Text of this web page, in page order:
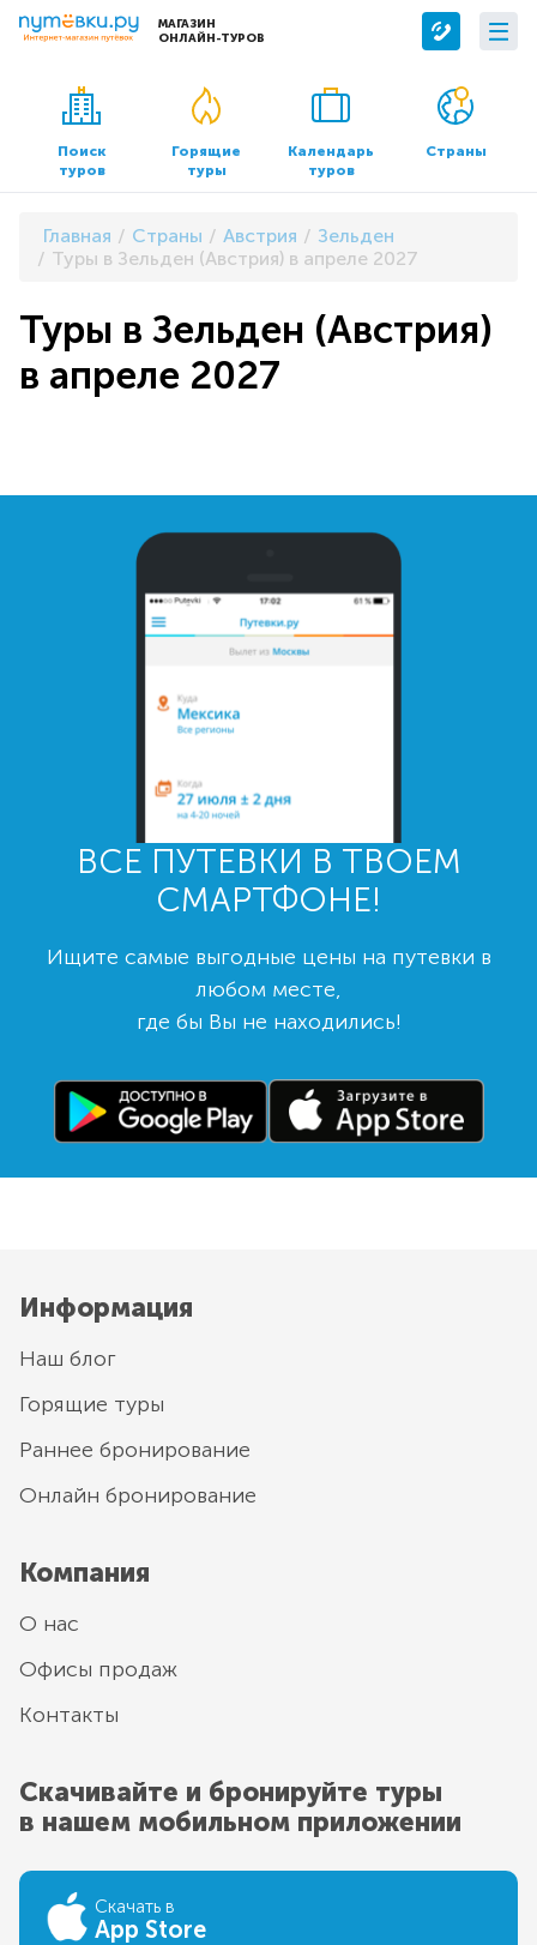
МАГАЗИН
ОНЛАЙН-ТУРОВ
Сервисы
Бронирование отелей
Трансфер
О компании
О нас
Контакты
Документы и реквизиты
Поиск
туров
Горящие
туры
Календарь
туров
Страны
Главная Страны Австрия
Зельден
Туры в Зельден (Австрия) в апреле 2027
Туры в Зельден (Австрия)
в апреле 2027
ВСЕ ПУТЕВКИ В ТВОЕМ
СМАРТФОНЕ!
Ищите самые выгодные цены на путевки в
любом месте,
где бы Вы не находились!
Информация
Наш блог
Горящие туры
Раннее бронирование
Онлайн бронирование
Компания
О нас
Офисы продаж
Контакты
Скачивайте и бронируйте туры
в нашем мобильном приложении
Скачать в
App Store